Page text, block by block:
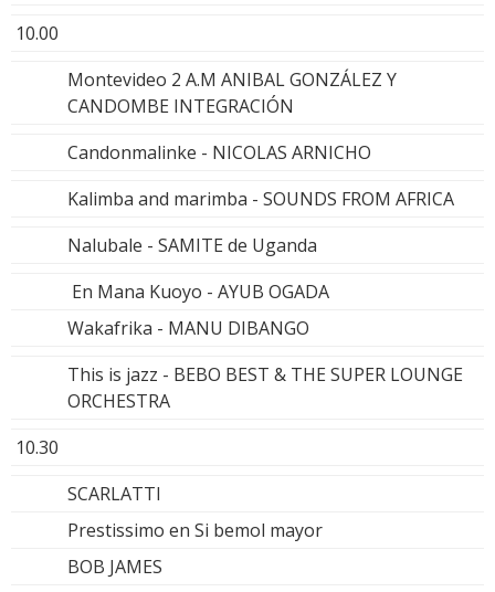
10.00
Montevideo 2 A.M ANIBAL GONZÁLEZ Y
CANDOMBE INTEGRACIÓN
Candonmalinke - NICOLAS ARNICHO
Kalimba and marimba - SOUNDS FROM AFRICA
Nalubale - SAMITE de Uganda
En Mana Kuoyo - AYUB OGADA
Wakafrika - MANU DIBANGO
This is jazz - BEBO BEST & THE SUPER LOUNGE
ORCHESTRA
10.30
SCARLATTI
Prestissimo en Si bemol mayor
BOB JAMES